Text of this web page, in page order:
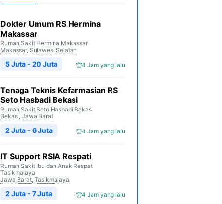
Dokter Umum RS Hermina
Makassar
Rumah Sakit Hermina Makassar
Makassar, Sulawesi Selatan
4 Jam yang lalu
5 Juta - 20 Juta
Tenaga Teknis Kefarmasian RS
Seto Hasbadi Bekasi
Rumah Sakit Seto Hasbadi Bekasi
Bekasi, Jawa Barat
4 Jam yang lalu
2 Juta - 6 Juta
IT Support RSIA Respati
Rumah Sakit Ibu dan Anak Respati
Tasikmalaya
Jawa Barat, Tasikmalaya
4 Jam yang lalu
2 Juta - 7 Juta